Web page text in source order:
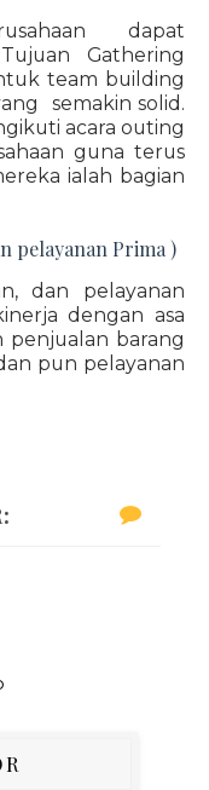
dapat
Gathering
team building
semakin solid.
acara outing
guna terus
ialah bagian
pelayanan Prima )
dan pelayanan
dengan asa
penjualan barang
pun pelayanan